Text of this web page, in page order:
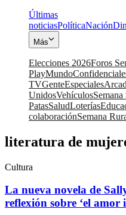
Últimas
noticiasPolíticaNación
Más
Elecciones 2026Foros
PlayMundo
TVGenteEspeciales
UnidosVehículos
PatasSaludLoterías
colaboraciónSemana
literatura de
Cultura
La nueva novela de
reflexión sobre ‘el amor